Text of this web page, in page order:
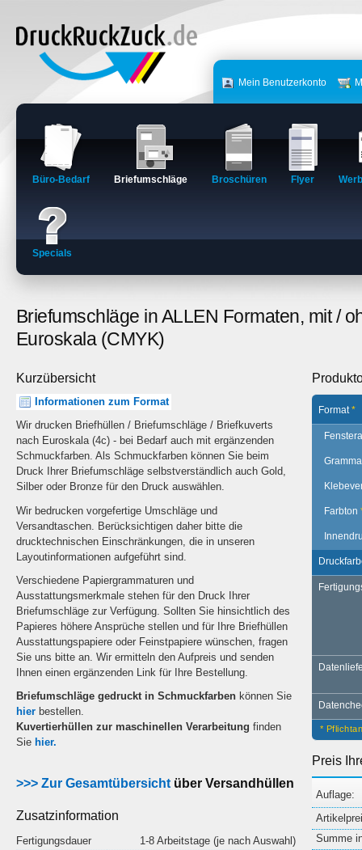
Mein Benutzerkonto
Büro-Bedarf Briefumschläge Broschüren Flyer
Specials
Briefumschläge in ALLEN Formaten, mit /
Euroskala (CMYK)
Kurzübersicht
Informationen zum Format
Wir drucken Briefhüllen / Briefumschläge / Briefkuverts
nach Euroskala (4c) - bei Bedarf auch mit ergänzenden
Schmuckfarben. Als Schmuckfarben können Sie beim
Druck Ihrer Briefumschläge selbstverständlich auch Gold,
Silber oder Bronze für den Druck auswählen.
Wir bedrucken vorgefertige Umschläge und
Versandtaschen. Berücksichtigen daher bitte die
drucktechnischen Einschränkungen, die in unseren
Layoutinformationen aufgeführt sind.
Verschiedene Papiergrammaturen und
Ausstattungsmerkmale stehen für den Druck Ihrer
Briefumschläge zur Verfügung. Sollten Sie hinsichtlich des
Papieres höhere Ansprüche stellen und für Ihre Briefhüllen
Ausstattungspapiere oder Feinstpapiere wünschen, fragen
Sie uns bitte an. Wir ermitteln den Aufpreis und senden
Ihnen einen ergänzenden Link für Ihre Bestellung
Briefumschläge gedruckt in Schmuckfarben können Sie
hier bestellen.
Kuvertierhüllen zur maschinellen Verarbeitung finden
Sie hier.
>>> Zur Gesamtübersicht über Versandhüllen
Zusatzinformation
Fertigungsdauer 1-8 Arbeitstage (je nach Auswahl)
Format *
Farbton
*
Preis
Auflage:
Summe